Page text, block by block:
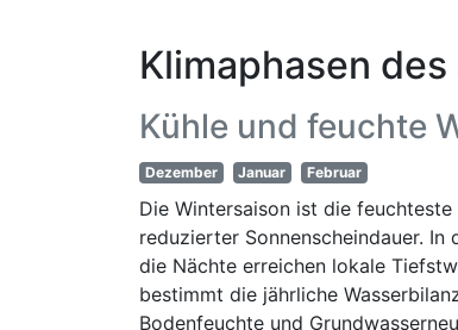
Klimaphasen des
Kühle und feuchte
Dezember Januar Februar
Die Wintersaison ist die
reduzierter Sonnenscheindauer.
die Nächte erreichen lokale
bestimmt die jährliche
Bodenfeuchte und